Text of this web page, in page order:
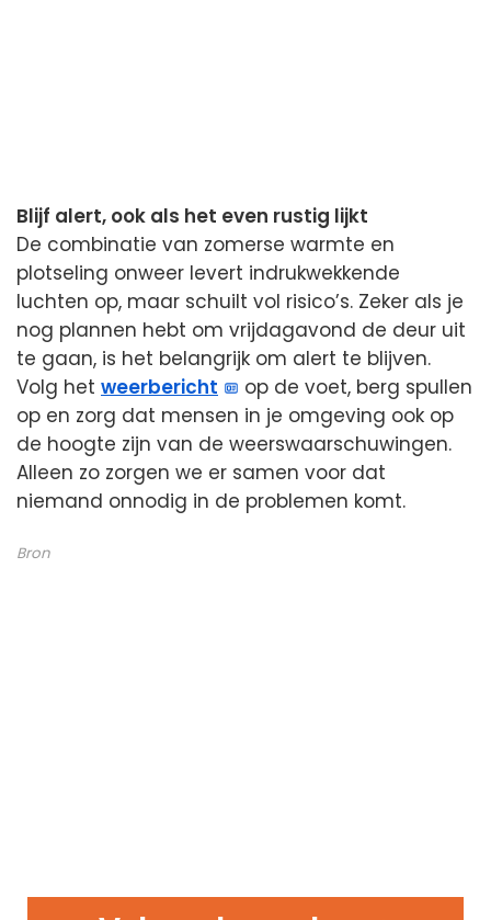
Blijf alert, ook als het even rustig lijkt
De combinatie van zomerse warmte en
plotseling onweer levert indrukwekkende
luchten op, maar schuilt vol risico’s. Zeker als je
nog plannen hebt om vrijdagavond de deur uit
te gaan, is het belangrijk om alert te blijven.
Volg het weerbericht
op de voet, berg spullen
op en zorg dat mensen in je omgeving ook op
de hoogte zijn van de weerswaarschuwingen.
Alleen zo zorgen we er samen voor dat
niemand onnodig in de problemen komt.
Bron